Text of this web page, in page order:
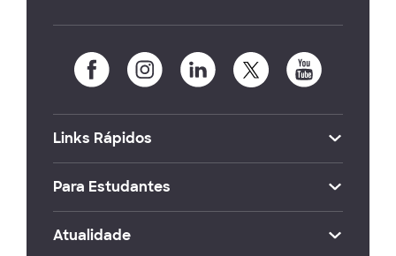
Links Rápidos
Para Estudantes
Atualidade